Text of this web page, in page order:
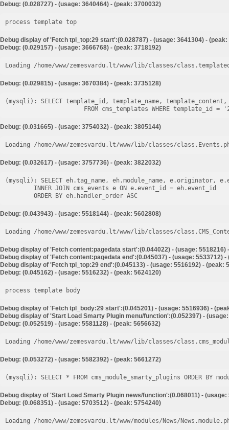
Debug: (0.028727) - (usage: 3640464) - (peak: 3700032)
process template top
Debug display of 'Fetch tpl_top:29 start':(0.028787) - (usage: 3641304) - (peak:
Debug: (0.029157) - (usage: 3666768) - (peak: 3718192)
Loading /home/www/zemesvardu.lt/www/lib/classes/
Debug: (0.029815) - (usage: 3670384) - (peak: 3735128)
(mysqli): SELECT template_id, template_name,
Debug: (0.031665) - (usage: 3754032) - (peak: 3805144)
Loading /home/www/zemesvardu.lt/www/lib/classes/
Debug: (0.032617) - (usage: 3757736) - (peak: 3822032)
(mysqli): SELECT eh.tag_name, eh.module_name, e.originator,
Debug: (0.043943) - (usage: 5518144) - (peak: 5602808)
Loading /home/www/zemesvardu.lt/www/lib/classes/
Debug display of 'Fetch content:pagedata start':(0.044022) - (usage: 5518216)
Debug display of 'Fetch content:pagedata end':(0.045037) - (usage: 5533712) -
Debug display of 'Fetch tpl_top:29 end':(0.045133) - (usage: 5516192) - (peak:
Debug: (0.045162) - (usage: 5516232) - (peak: 5624120)
process template body
Debug display of 'Fetch tpl_body:29 start':(0.045201) - (usage: 5516936) -
Debug display of 'Start Load Smarty Plugin menu/function':(0.052397) -
Debug: (0.052519) - (usage: 5581128) - (peak: 5656632)
Loading /home/www/zemesvardu.lt/www/lib/classes/
Debug: (0.053272) - (usage: 5582392) - (peak: 5661272)
Debug display of 'Start Load Smarty Plugin news/function':(0.068011) - (usage:
Debug: (0.068351) - (usage: 5703512) - (peak: 5754240)
Loading /home/www/zemesvardu.lt/www/modules/News/